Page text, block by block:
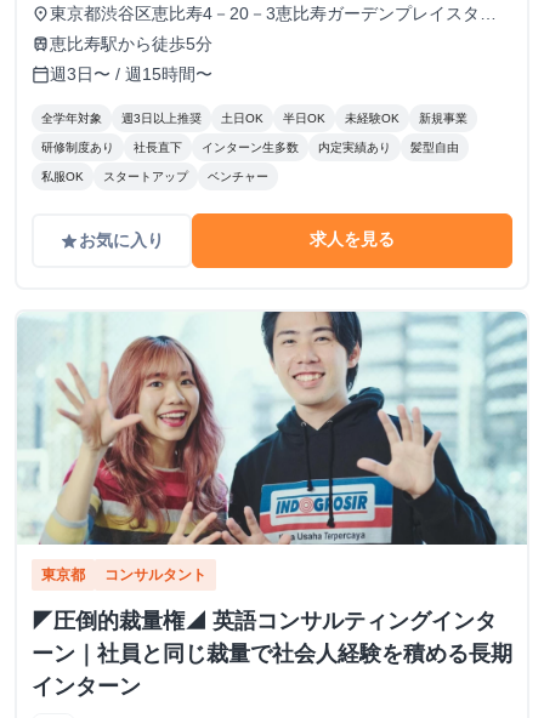
place東京都渋谷区恵比寿4－20－3恵比寿ガーデンプレイスタワ
ー15F、21F
train恵比寿駅から徒歩5分
calendar_today週3日〜 / 週15時間〜
全学年対象 週3日以上推奨 土日OK 半日OK 未経験OK 新規事業
研修制度あり 社長直下 インターン生多数 内定実績あり 髪型自由
私服OK スタートアップ ベンチャー
gradeお気に入り 求人を見る
東京都 コンサルタント
◤圧倒的裁量権◢ 英語コンサルティングインタ
ーン｜社員と同じ裁量で社会人経験を積める長期
インターン